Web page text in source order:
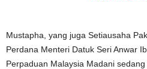
Mustapha, yang juga Setiausaha
Perdana Menteri Datuk Seri Anwar
Perpaduan Malaysia Madani